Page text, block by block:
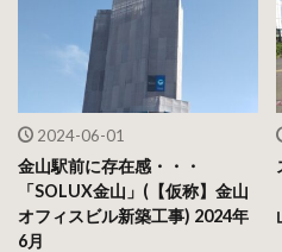
2024-06-01
金山駅前に存在感・・・
「SOLUX金山」(【仮称】金山
オフィスビル新築工事) 2024年
6月